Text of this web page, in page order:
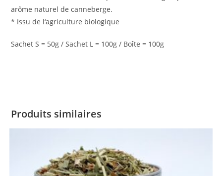
arôme naturel de canneberge.
* Issu de l‘agriculture biologique
Sachet S = 50g / Sachet L = 100g / Boîte = 100g
Produits similaires